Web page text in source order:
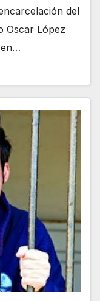
del
Oscar López
en…